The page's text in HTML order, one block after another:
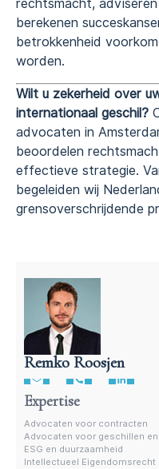
rechtsmacht,
berekenen
betrokkenheid
worden.
Wilt u zekerheid over
internationaal geschil?
advocaten in
beoordelen
effectieve strategie.
begeleiden wij
grensoverschrijdende
Remko Roosjen
Advocaat contractenrecht
Expertise
Advocaten voor contracten
Advocaten voor geschillen
ESG en duurzaamheid
Intellectueel Eigendomsrecht